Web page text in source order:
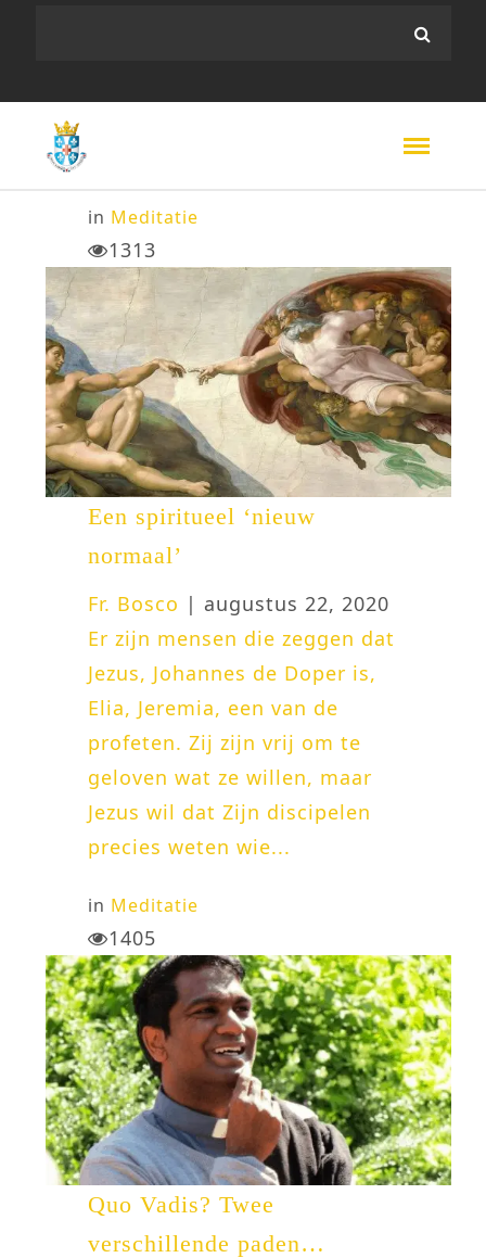
in Meditatie
1313
Een spiritueel ‘nieuw
normaal’
Fr. Bosco | augustus 22, 2020
Er zijn mensen die zeggen dat
Jezus, Johannes de Doper is,
Elia, Jeremia, een van de
profeten. Zij zijn vrij om te
geloven wat ze willen, maar
Jezus wil dat Zijn discipelen
precies weten wie...
in Meditatie
1405
Quo Vadis? Twee
verschillende paden…